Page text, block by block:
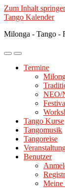
Zum Inhalt
Tango Kalender
Milonga - Tango -
Mobile-
ein-/ausblenden
Suchfeld
ein-/ausblenden
Termine
NEO/
Tango Kurse
Tangomusik
Tangoreise
Benutzer
Meine